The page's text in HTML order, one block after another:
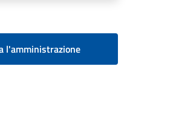
l'amministrazione